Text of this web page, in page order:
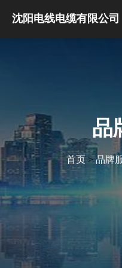
品
首页>品牌